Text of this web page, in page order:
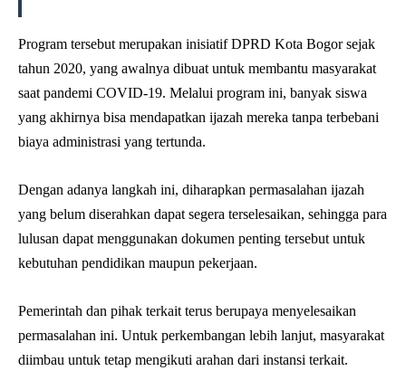
Program tersebut merupakan inisiatif DPRD Kota Bogor sejak
tahun 2020, yang awalnya dibuat untuk membantu masyarakat
saat pandemi COVID-19. Melalui program ini, banyak siswa
yang akhirnya bisa mendapatkan ijazah mereka tanpa terbebani
biaya administrasi yang tertunda.
Dengan adanya langkah ini, diharapkan permasalahan ijazah
yang belum diserahkan dapat segera terselesaikan, sehingga para
lulusan dapat menggunakan dokumen penting tersebut untuk
kebutuhan pendidikan maupun pekerjaan.
Pemerintah dan pihak terkait terus berupaya menyelesaikan
permasalahan ini. Untuk perkembangan lebih lanjut, masyarakat
diimbau untuk tetap mengikuti arahan dari instansi terkait.